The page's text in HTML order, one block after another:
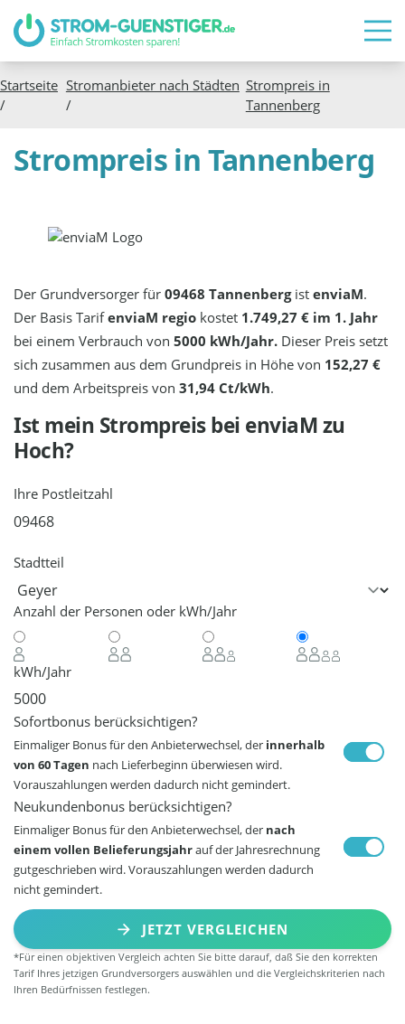
Startseite
/
Stromanbieter nach Städten
/
Strompreis in
Tannenberg
Strompreis in Tannenberg
Der Grundversorger für09468 TannenbergistenviaM.
Der Basis TarifenviaM regio kostet 1.749,27 € im 1. Jahr
bei einem Verbrauch von5000 kWh/Jahr. Dieser Preis setzt
sich zusammen aus dem Grundpreis in Höhe von 152,27 €
und dem Arbeitspreis von31,94 Ct/kWh.
Ist mein Strompreis bei enviaMzu
Hoch?
Ihre Postleitzahl
Stadtteil
Anzahl der Personen oder kWh/Jahr
kWh/Jahr
Sofortbonus berücksichtigen?
Einmaliger Bonus für den Anbieterwechsel, der innerhalb
von 60 Tagen nach Lieferbeginn überwiesen wird.
Vorauszahlungen werden dadurch nicht gemindert.
Neukundenbonus berücksichtigen?
Einmaliger Bonus für den Anbieterwechsel, der nach
einem vollen Belieferungsjahrauf der Jahresrechnung
gutgeschrieben wird. Vorauszahlungen werden dadurch
nicht gemindert.
JETZT VERGLEICHEN
*Für einen objektiven Vergleich achten Sie bitte darauf, daß Sie den korrekten
Tarif Ihres jetzigen Grundversorgers auswählen und die Vergleichskriterien nach
Ihren Bedürfnissen festlegen.